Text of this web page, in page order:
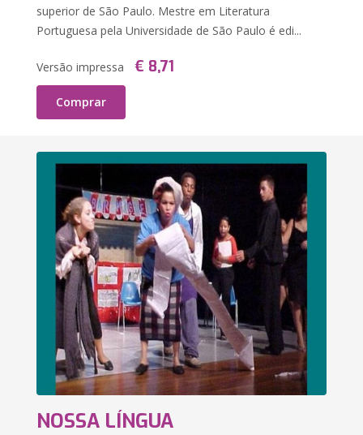
superior de São Paulo. Mestre em Literatura
Portuguesa pela Universidade de São Paulo é edi...
Versão impressa € 8,71
Comprar
NOSSA LÍNGUA